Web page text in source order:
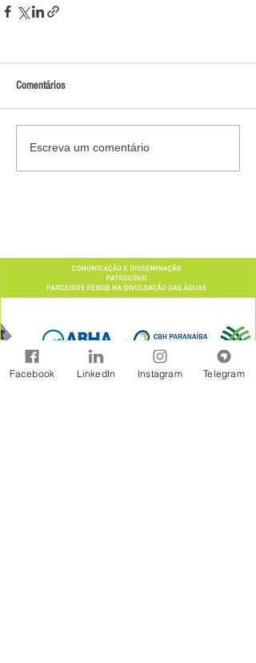
Comentários
Escreva um comentário
Facebook LinkedIn Instagram Telegram